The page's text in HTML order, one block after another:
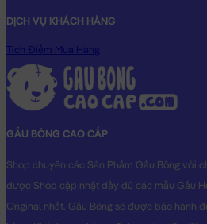
DỊCH VỤ KHÁCH HÀNG
Tích Điểm Mua Hàng
GẤU BÔNG CAO CẤP
Shop chuyên các Sản Phẩm Gấu Bông với
được Shop cập nhật đầy đủ các mẫu Gấu
Original nhất. Gấu Bông sẽ được bảo hành